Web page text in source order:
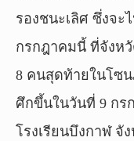
รองชนะเลิศ ซึ่งจะ
กรกฎาคมนี้ ที่จังห
8 คนสุดท้ายในโซน
ศึกขึ้นในวันที่ 9 ก
โรงเรียนบึงกาฬ